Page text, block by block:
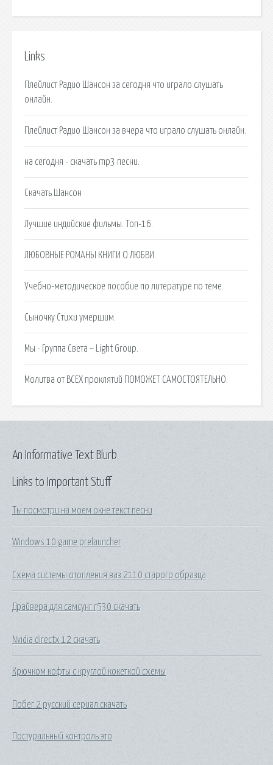
Links
Плейлист Радио Шансон за сегодня что играло слушать
онлайн.
Плейлист Радио Шансон за вчера что играло слушать онлайн.
на сегодня - скачать mp3 песни.
Скачать Шансон
Лучшие индийские фильмы. Топ-16.
ЛЮБОВНЫЕ РОМАНЫ КНИГИ О ЛЮБВИ.
Учебно-методическое пособие по литературе по теме.
Сыночку Cтихи умершим.
Мы - Группа Света ~ Light Group.
Молитва от ВСЕХ проклятий ПОМОЖЕТ САМОСТОЯТЕЛЬНО.
Links to Important Stuff
Ты посмотри на моем окне текст песни
Windows 10 game prelauncher
Схема системы отопления ваз 2110 старого образца
Драйвера для самсунг r530 скачать
Nvidia directx 12 скачать
Крючком кофты с круглой кокеткой схемы
Побег 2 русский сериал скачать
Постуральный контроль это
An Informative Text Blurb